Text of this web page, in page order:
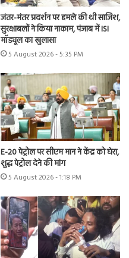
जंतर-मंतर प्रदर्शन पर हमले की थी साजिश,
सुरक्षाबलों ने किया नाकाम, पंजाब में ISI
मॉड्यूल का खुलासा
5 August 2026 - 5:35 PM
E-20 पेट्रोल पर सीएम मान ने केंद्र को घेरा,
शुद्ध पेट्रोल देने की मांग
5 August 2026 - 1:18 PM